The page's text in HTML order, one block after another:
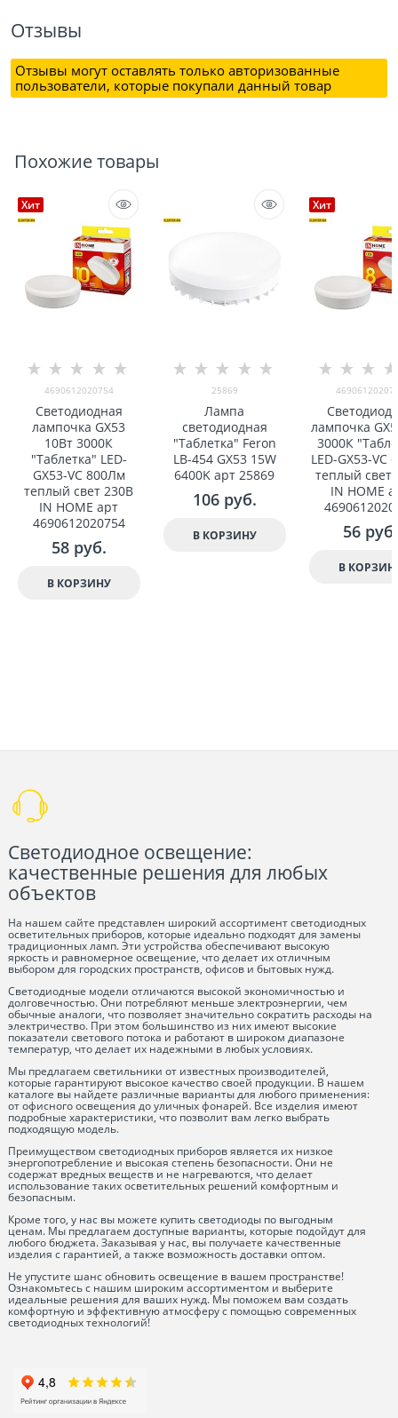
Отзывы
Отзывы могут оставлять только авторизованные
пользователи, которые покупали данный товар
Похожие товары
Хит
4690612020754
Светодиодная
лампочка GX53
10Вт 3000К
"Таблетка" LED-
GX53-VC 800Лм
теплый свет 230В
IN HOME арт
4690612020754
58 руб.
В КОРЗИНУ
25869
Лампа
светодиодная
"Таблетка" Feron
LB-454 GX53 15W
6400K арт 25869
106 руб.
В КОРЗИНУ
Хит
лампочка
3000К
LED-GX53-VC
теплый свет
IN HOME
56 руб.
В
Светодиодное освещение:
качественные решения для любых
объектов
На нашем сайте представлен широкий ассортимент светодиодных
осветительных приборов, которые идеально подходят для замены
традиционных ламп. Эти устройства обеспечивают высокую
яркость и равномерное освещение, что делает их отличным
выбором для городских пространств, офисов и бытовых нужд.
Светодиодные модели отличаются высокой экономичностью и
долговечностью. Они потребляют меньше электроэнергии, чем
обычные аналоги, что позволяет значительно сократить расходы на
электричество. При этом большинство из них имеют высокие
показатели светового потока и работают в широком диапазоне
температур, что делает их надежными в любых условиях.
Мы предлагаем светильники от известных производителей,
которые гарантируют высокое качество своей продукции. В нашем
каталоге вы найдете различные варианты для любого применения:
от офисного освещения до уличных фонарей. Все изделия имеют
подробные характеристики, что позволит вам легко выбрать
подходящую модель.
Преимуществом светодиодных приборов является их низкое
энергопотребление и высокая степень безопасности. Они не
содержат вредных веществ и не нагреваются, что делает
использование таких осветительных решений комфортным и
безопасным.
Кроме того, у нас вы можете купить светодиоды по выгодным
ценам. Мы предлагаем доступные варианты, которые подойдут для
любого бюджета. Заказывая у нас, вы получаете качественные
изделия с гарантией, а также возможность доставки оптом.
Не упустите шанс обновить освещение в вашем пространстве!
Ознакомьтесь с нашим широким ассортиментом и выберите
идеальные решения для ваших нужд. Мы поможем вам создать
комфортную и эффективную атмосферу с помощью современных
светодиодных технологий!